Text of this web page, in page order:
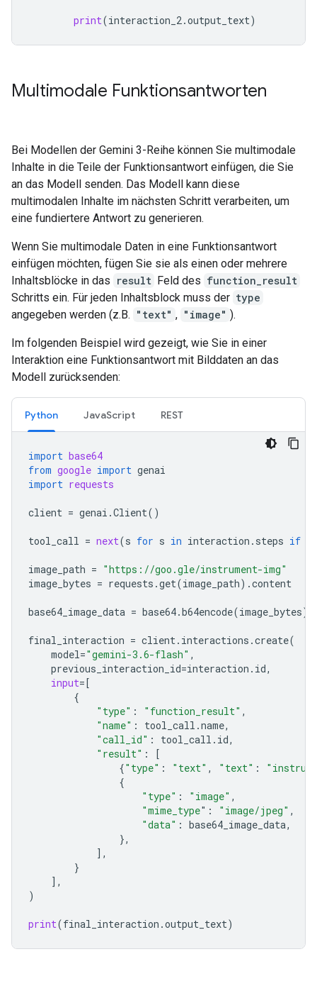
print(interaction_2.output_text)
Multimodale Funktionsantworten
Bei Modellen der Gemini 3-Reihe können Sie multimodale
Inhalte in die Teile der Funktionsantwort einfügen, die Sie
an das Modell senden. Das Modell kann diese
multimodalen Inhalte im nächsten Schritt verarbeiten, um
eine fundiertere Antwort zu generieren.
Wenn Sie multimodale Daten in eine Funktionsantwort
einfügen möchten, fügen Sie sie als einen oder mehrere
Inhaltsblöcke in das result Feld des function_result
Schritts ein. Für jeden Inhaltsblock muss der type
angegeben werden (z.B. "text" , "image" ).
Im folgenden Beispiel wird gezeigt, wie Sie in einer
Interaktion eine Funktionsantwort mit Bilddaten an das
Modell zurücksenden:
Python JavaScript REST
import base64
from google import genai
import requests
client = genai .Client()
tool_call = next(s for s in interaction . steps if
image_path = "https://goo.gle/instrument-img"
image_bytes = requests .get(image_path) .content
base64_image_data = base64.b64encode(image_bytes)
final_interaction = client. interactions .create(
model="gemini-3.6-flash" ,
previous_interaction_id=interaction . id,
input= [
{
"type" : "function_result" ,
"name" : tool_call .name,
"call_id" : tool_call . id,
"result" :
[
{"type" : "text" , "text" :
{
"type" : "image" ,
"mime_type" : "image/jpeg" ,
"data" : base64_image_data,
},
],
}
],
)
print(final_interaction .output_text)